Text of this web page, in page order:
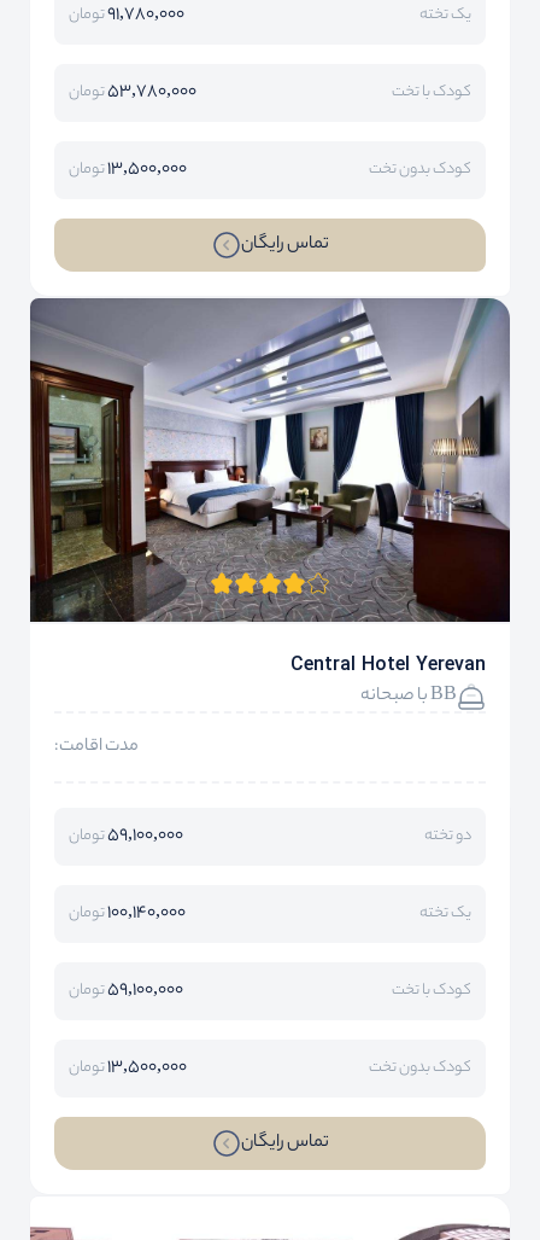
یک تخته 91,780,000تومان
کودک با تخت 53,780,000تومان
کودک بدون تخت 13,500,000تومان
تماس رایگان
Central Hotel Yerevan
BB با صبحانه
مدت اقامت:
دو تخته 59,100,000تومان
یک تخته 100,140,000تومان
کودک با تخت 59,100,000تومان
کودک بدون تخت 13,500,000تومان
تماس رایگان